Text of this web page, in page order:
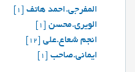
المفرجی.احمد هاتف[1]
الویری.محسن[1]
انجم شعاع.علی[12]
ایمانی.صاحب[1]